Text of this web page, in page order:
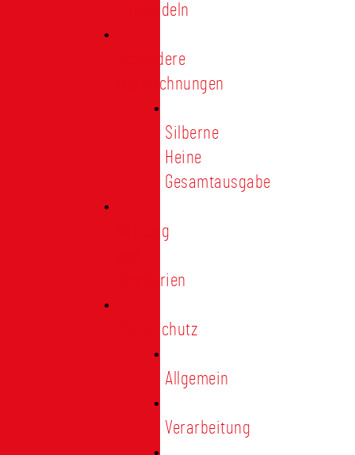
Treunadeln
Besondere
Auszeichnungen
Silberne
Heine
Gesamtausgabe
Satzung
Regularien
Datenschutz
Allgemein
Verarbeitung